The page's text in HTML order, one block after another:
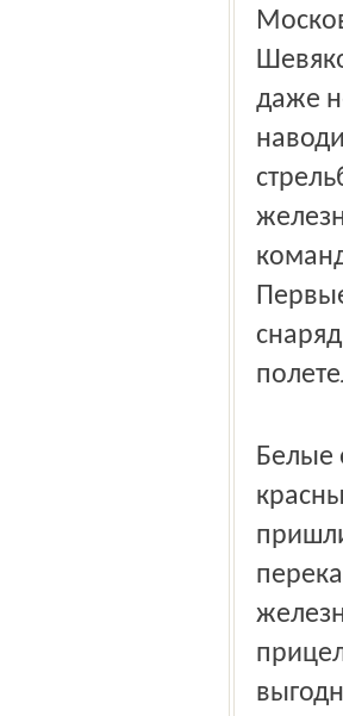
даже
Белые